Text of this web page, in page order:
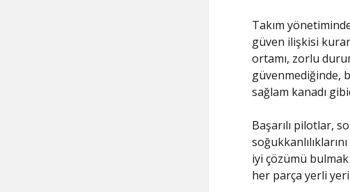
Takım
güven ilişkisi
ortamı, zorlu
güvenmediğinde,
sağlam kanadı
Başarılı pilotlar,
iyi çözümü
her parça yerli